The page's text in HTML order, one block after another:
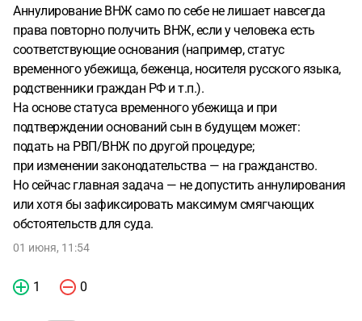
Аннулирование ВНЖ само по себе не лишает навсегда
права повторно получить ВНЖ, если у человека есть
соответствующие основания (например, статус
временного убежища, беженца, носителя русского языка,
родственники граждан РФ и т.п.).
На основе статуса временного убежища и при
подтверждении оснований сын в будущем может:
подать на РВП/ВНЖ по другой процедуре;
при изменении законодательства — на гражданство.
Но сейчас главная задача — не допустить аннулирования
или хотя бы зафиксировать максимум смягчающих
обстоятельств для суда.
01 июня, 11:54
1 0